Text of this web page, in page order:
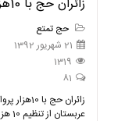
زائران حج با 10هزار پرواز به سرزمين وحي مي‌روند
حج تمتع
21 شهریور 1392
1319
81
زائران